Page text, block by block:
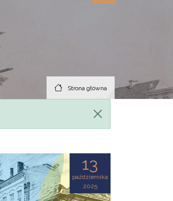
Strona główna
13
października
2025